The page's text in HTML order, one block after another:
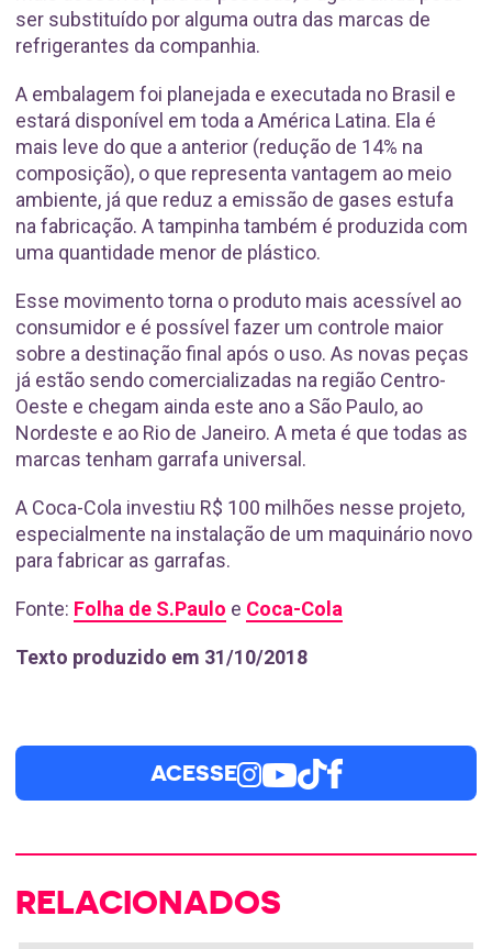
ser substituído por alguma outra das marcas de
refrigerantes da companhia.
A embalagem foi planejada e executada no Brasil e
estará disponível em toda a América Latina. Ela é
mais leve do que a anterior (redução de 14% na
composição), o que representa vantagem ao meio
ambiente, já que reduz a emissão de gases estufa
na fabricação. A tampinha também é produzida com
uma quantidade menor de plástico.
Esse movimento torna o produto mais acessível ao
consumidor e é possível fazer um controle maior
sobre a destinação final após o uso. As novas peças
já estão sendo comercializadas na região Centro-
Oeste e chegam ainda este ano a São Paulo, ao
Nordeste e ao Rio de Janeiro. A meta é que todas as
marcas tenham garrafa universal.
A Coca-Cola investiu R$ 100 milhões nesse projeto,
especialmente na instalação de um maquinário novo
para fabricar as garrafas.
Fonte: Folha de S.Paulo e Coca-Cola
Texto produzido em 31/10/2018
ACESSE
RELACIONADOS